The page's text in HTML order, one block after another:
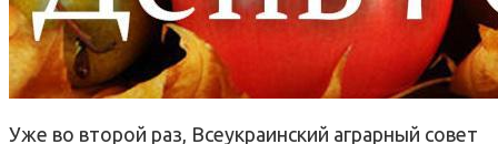
Уже во второй раз, Всеукраинский аграрный совет